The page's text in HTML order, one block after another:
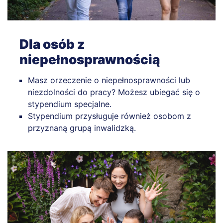
Dla osób z
niepełnosprawnością
Masz orzeczenie o niepełnosprawności lub
niezdolności do pracy? Możesz ubiegać się o
stypendium specjalne.
Stypendium przysługuje również osobom z
przyznaną grupą inwalidzką.